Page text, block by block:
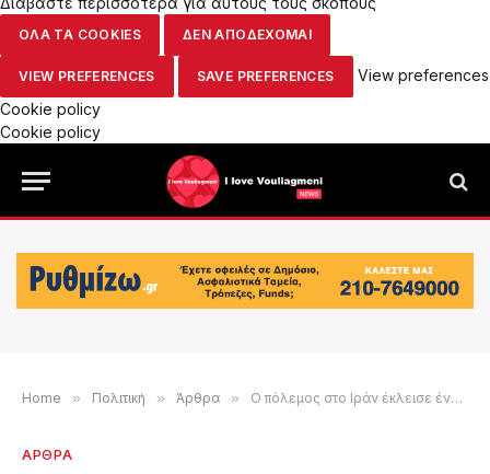
ΟΛΑ ΤΑ COOKIES ΔΕΝ ΑΠΟΔΕΧΟΜΑΙ
VIEW PREFERENCES SAVE PREFERENCES
View preferences
Cookie policy
Cookie policy
Home » Πολιτική » Άρθρα » Ο πόλεμος στο Ιράν έκλεισε ένα μήνα – Και η Ελλάδα ήδη μετρά τις συνέπειες
ΑΡΘΡΑ